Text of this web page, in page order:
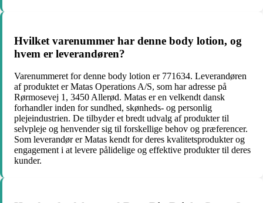
Hvilket varenummer har denne body lotion, og
hvem er leverandøren?
Varenummeret for denne body lotion er 771634. Leverandøren
af produktet er Matas Operations A/S, som har adresse på
Rørmosevej 1, 3450 Allerød. Matas er en velkendt dansk
forhandler inden for sundhed, skønheds- og personlig
plejeindustrien. De tilbyder et bredt udvalg af produkter til
selvpleje og henvender sig til forskellige behov og præferencer.
Som leverandør er Matas kendt for deres kvalitetsprodukter og
engagement i at levere pålidelige og effektive produkter til deres
kunder.